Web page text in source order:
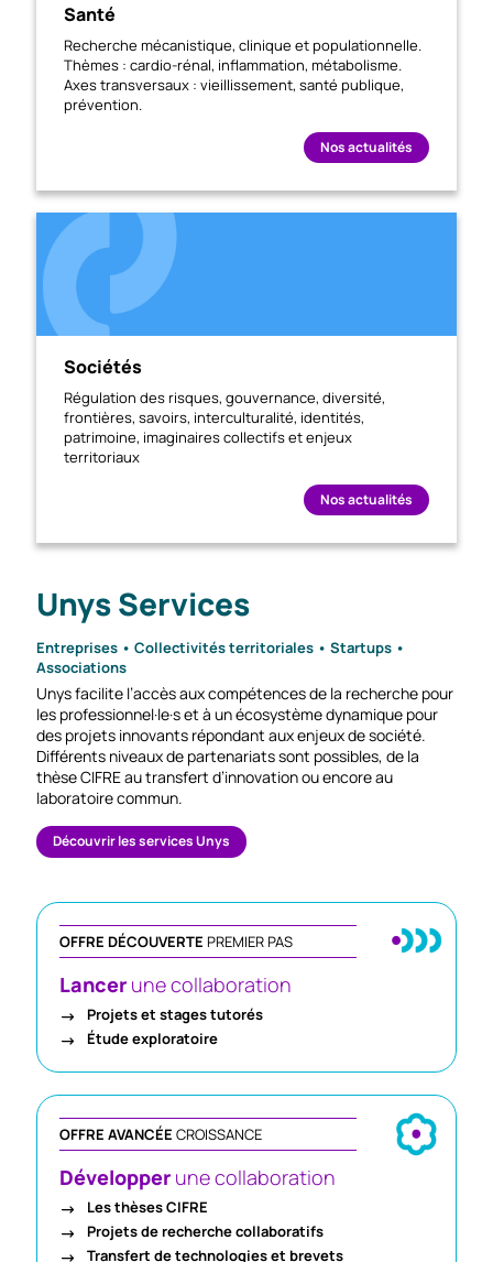
Santé
Recherche mécanistique, clinique et populationnelle.
Thèmes : cardio-rénal, inflammation, métabolisme.
Axes transversaux : vieillissement, santé publique,
prévention.
Nos actualités
Sociétés
Régulation des risques, gouvernance, diversité,
frontières, savoirs, interculturalité, identités,
patrimoine, imaginaires collectifs et enjeux
territoriaux
Nos actualités
Unys Services
Entreprises • Collectivités territoriales • Startups •
Associations
Unys facilite l’accès aux compétences de la recherche pour
les professionnel·le·s et à un écosystème dynamique pour
des projets innovants répondant aux enjeux de société.
Différents niveaux de partenariats sont possibles, de la
thèse CIFRE au transfert d’innovation ou encore au
laboratoire commun.
Découvrir les services Unys
OFFRE DÉCOUVERTE PREMIER PAS
Lancer une collaboration
Projets et stages tutorés
Étude exploratoire
OFFRE AVANCÉE CROISSANCE
Développer une collaboration
Les thèses CIFRE
Projets de recherche collaboratifs
Transfert de technologies et brevets